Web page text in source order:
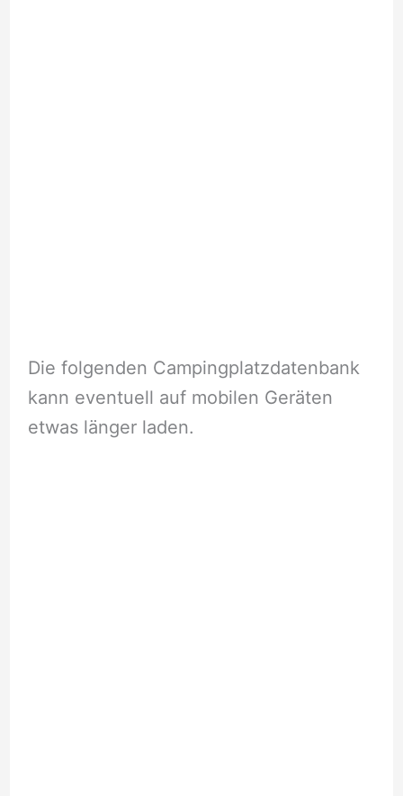
Die folgenden Campingplatzdatenbank
kann eventuell auf mobilen Geräten
etwas länger laden.